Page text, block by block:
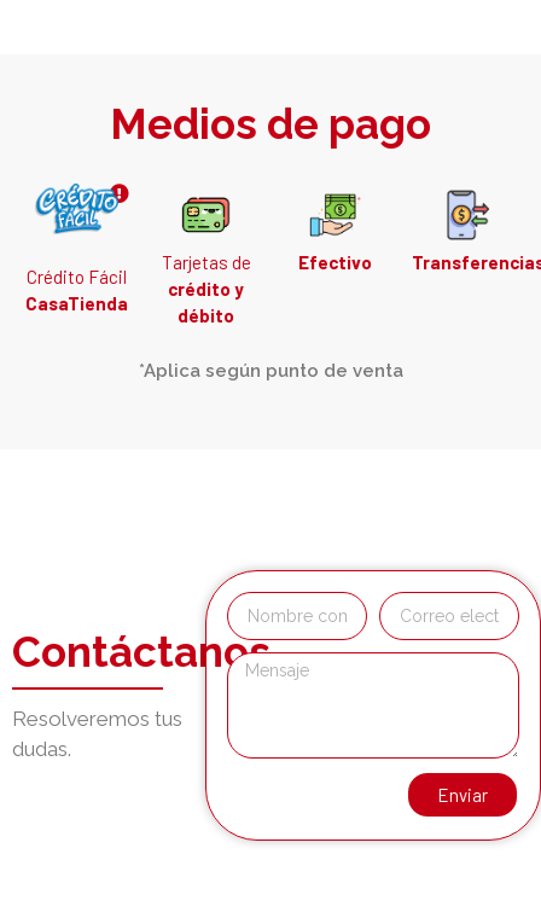
Medios de pago
Crédito Fácil
CasaTienda
Tarjetas de
crédito y
débito
Efectivo
*Aplica según punto de venta
Contáctanos
Resolveremos tus
dudas.
Enviar